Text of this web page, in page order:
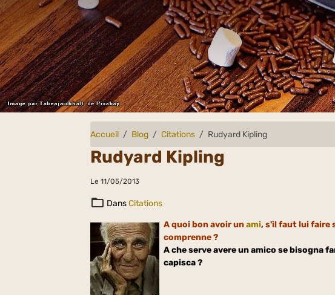
Accueil Blog Citations Rudyard Kipling
Rudyard Kipling
Le 11/05/2013
DansCitations
A quoi bon avoir unami, s'il faut lui faire
comprenne ?
A che serve avere un amico se bisogna
capisca ?